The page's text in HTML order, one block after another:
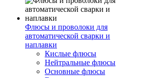
Флюсы и проволоки для
автоматической сварки и
наплавки
Кислые флюсы
Нейтральные флюсы
Основные флюсы